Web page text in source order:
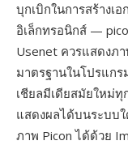
บุกเบิกในการสร้างเ
อิเล็กทรอนิกส์ —
Usenet ควรแสดงภ
มาตรฐานในโปรแก
เชียลมีเดียสมัยใหม่ทุ
แสดงผลได้บนระบบใ
ภาพ Picon ได้ด้วย